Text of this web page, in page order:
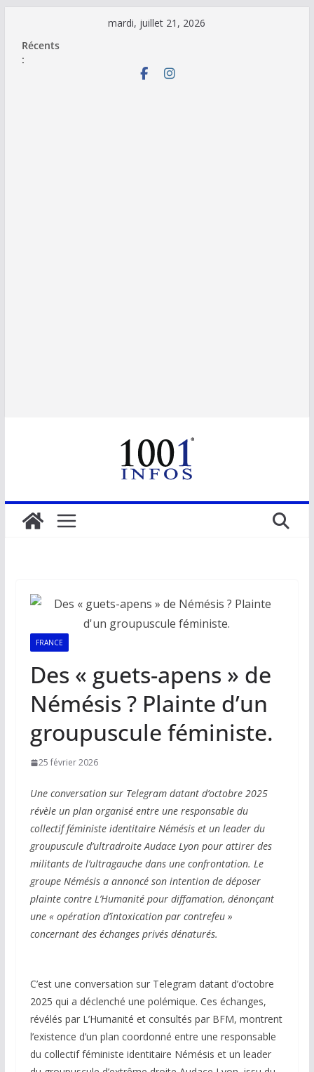
contenu
mardi, juillet 21, 2026
Récents
:
FRANCE
Des « guets-apens » de
Némésis ? Plainte d’un
groupuscule féministe.
25 février 2026
Une conversation sur Telegram datant d’octobre 2025
révèle un plan organisé entre une responsable du
collectif féministe identitaire Némésis et un leader du
groupuscule d’ultradroite Audace Lyon pour attirer des
militants de l’ultragauche dans une confrontation. Le
groupe Némésis a annoncé son intention de déposer
plainte contre L’Humanité pour diffamation, dénonçant
une « opération d’intoxication par contrefeu »
concernant des échanges privés dénaturés.
C’est une conversation sur Telegram datant d’octobre
2025 qui a déclenché une polémique. Ces échanges,
révélés par L’Humanité et consultés par BFM, montrent
l’existence d’un plan coordonné entre une responsable
du collectif féministe identitaire Némésis et un leader